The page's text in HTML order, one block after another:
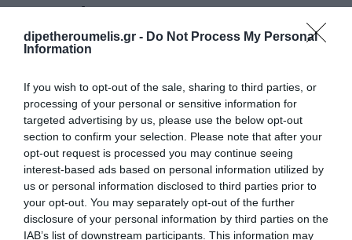
dipetheroumelis.gr - Do Not Process My Personal
Information
If you wish to opt-out of the sale, sharing to third parties, or
processing of your personal or sensitive information for
targeted advertising by us, please use the below opt-out
section to confirm your selection. Please note that after your
opt-out request is processed you may continue seeing
interest-based ads based on personal information utilized by
us or personal information disclosed to third parties prior to
your opt-out. You may separately opt-out of the further
disclosure of your personal information by third parties on the
IAB’s list of downstream participants. This information may
Μάξιμος
Μουμούρης στον
Lamia FM-1 96.2:
«Τα ΔΗΠΕΘΕ είναι
ζωντανά κύτταρα
πολιτισμού στην
Περιφέρεια»
7 Ιουλίου 2026 Bydipethe